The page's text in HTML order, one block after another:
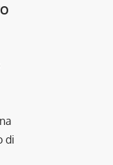
di